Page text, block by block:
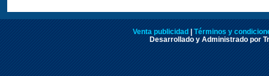
Venta publicidad
Términos y
Desarrollado y Administrado por